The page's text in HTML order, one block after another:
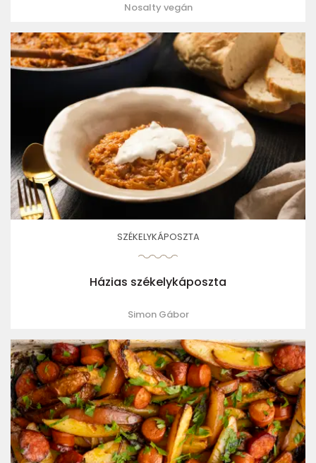
Nosalty vegán
SZÉKELYKÁPOSZTA
Házias székelykáposzta
Simon Gábor